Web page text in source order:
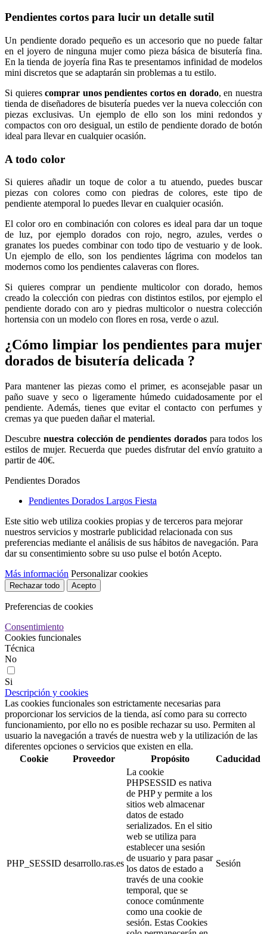
Pendientes cortos para lucir un detalle sutil
Un pendiente dorado pequeño es un accesorio que no puede faltar
en el joyero de ninguna mujer como pieza básica de bisutería fina.
En la tienda de joyería fina Ras te presentamos infinidad de modelos
mini discretos que se adaptarán sin problemas a tu estilo.
Si quierescomprar unos pendientes cortos en dorado, en nuestra
tienda de diseñadores de bisutería puedes ver la nueva colección con
piezas exclusivas. Un ejemplo de ello son los mini redondos y
compactos con oro desigual, un estilo de pendiente dorado de botón
ideal para llevar en cualquier ocasión.
A todo color
Si quieres añadir un toque de color a tu atuendo, puedes buscar
piezas con colores como con piedras de colores, este tipo de
pendiente atemporal lo puedes llevar en cualquier ocasión.
El color oro en combinación con colores es ideal para dar un toque
de luz, por ejemplo dorados con rojo, negro, azules, verdes o
granates los puedes combinar con todo tipo de vestuario y de look.
Un ejemplo de ello, son los pendientes lágrima con modelos tan
modernos como los pendientes calaveras con flores.
Si quieres comprar un pendiente multicolor con dorado, hemos
creado la colección con piedras con distintos estilos, por ejemplo el
pendiente dorado con aro y piedras multicolor o nuestra colección
hortensia con un modelo con flores en rosa, verde o azul.
¿Cómo limpiar los pendientes para mujer
dorados de bisutería delicada ?
Para mantener las piezas como el primer, es aconsejable pasar un
paño suave y seco o ligeramente húmedo cuidadosamente por el
pendiente. Además, tienes que evitar el contacto con perfumes y
cremas ya que pueden dañar el material.
Descubre nuestra colección de pendientes doradospara todos los
estilos de mujer. Recuerda que puedes disfrutar del envío gratuito a
partir de 40€.
Pendientes Dorados
Pendientes Dorados Largos Fiesta
Este sitio web utiliza cookies propias y de terceros para mejorar
nuestros servicios y mostrarle publicidad relacionada con sus
preferencias mediante el análisis de sus hábitos de navegación. Para
dar su consentimiento sobre su uso pulse el botón Acepto.
Más información Personalizar cookies
Rechazar todo Acepto
Preferencias de cookies
Consentimiento
Cookies funcionales
Técnica
No
Si
Descripción y cookies
Las cookies funcionales son estrictamente necesarias para
proporcionar los servicios de la tienda, así como para su correcto
funcionamiento, por ello no es posible rechazar su uso. Permiten al
usuario la navegación a través de nuestra web y la utilización de las
diferentes opciones o servicios que existen en ella.
Cookie
Proveedor Propósito Caducidad
PHP_SESSID desarrollo.ras.es
La cookie
PHPSESSID es nativa
de PHP y permite a los
sitios web almacenar
datos de estado
serializados. En el sitio
web se utiliza para
establecer una sesión
de usuario y para pasar
los datos de estado a
través de una cookie
temporal, que se
conoce comúnmente
como una cookie de
sesión. Estas Cookies
Sesión